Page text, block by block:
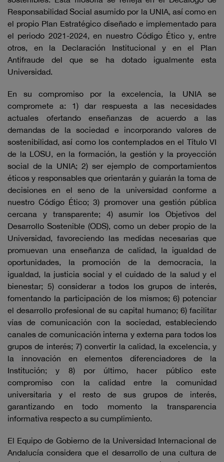
Responsabilidad Social asumido por la UNIA, así como en
el propio Plan Estratégico diseñado e implementado para
el periodo 2021-2024, en nuestro Código Ético y, entre
otros, en la Declaración Institucional y en el Plan
Antifraude del que se ha dotado igualmente esta
Universidad.
En su compromiso por la excelencia, la UNIA se
compromete a: 1) dar respuesta a las necesidades
actuales ofertando enseñanzas de acuerdo a las
demandas de la sociedad e incorporando valores de
sostenibilidad, así como los contemplados en el Título VI
de la LOSU, en la formación, la gestión y la proyección
social de la UNIA; 2) ser ejemplo de comportamientos
éticos y responsables que orientarán y guiarán la toma de
decisiones en el seno de la universidad conforme a
nuestro Código Ético; 3) promover una gestión pública
cercana y transparente; 4) asumir los Objetivos del
Desarrollo Sostenible (ODS), como un deber propio de la
Universidad, favoreciendo las medidas necesarias que
promuevan una enseñanza de calidad, la igualdad de
oportunidades, la promoción de la democracia, la
igualdad, la justicia social y el cuidado de la salud y el
bienestar; 5) considerar a todos los grupos de interés,
fomentando la participación de los mismos; 6) potenciar
el desarrollo profesional de su capital humano; 6) facilitar
vías de comunicación con la sociedad, estableciendo
canales de comunicación interna y externa para todos los
grupos de interés; 7) convertir la calidad, la excelencia, y
la innovación en elementos diferenciadores de la
Institución; y 8) por último, hacer público este
compromiso con la calidad entre la comunidad
universitaria y el resto de sus grupos de interés,
garantizando en todo momento la transparencia
informativa respecto a su cumplimiento.
El Equipo de Gobierno de la Universidad Internacional de
Andalucía considera que el desarrollo de una cultura de